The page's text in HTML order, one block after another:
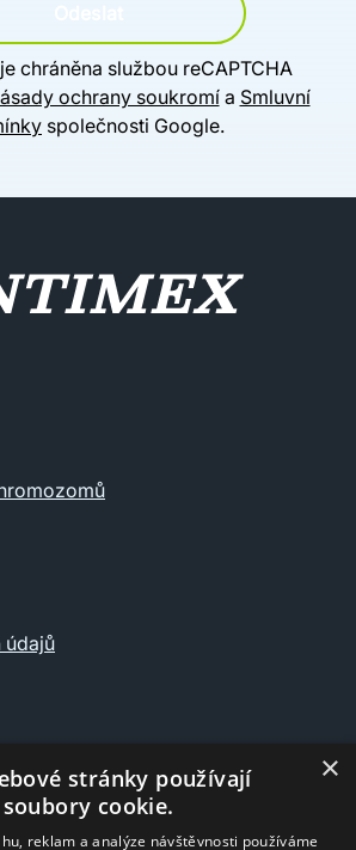
chráněna službou reCAPTCHA
ochrany soukromía Smluvní
společnosti Google.
údajů
Město
×
stránky používají
soubory cookie.
reklam a analýze návštěvnosti používáme